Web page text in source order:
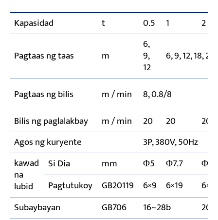
Kapasidad t 0.5 1 2
Pagtaas ng taas m
6,
9,
12
6, 9, 12, 18,
Pagtaas ng bilis m / min
8, 0.8/8
Bilis ng paglalakbay
m / min 20 20
20
Agos ng kuryente
3P, 380V, 50Hz
kawad
na
lubid
Si Dia mm Φ5 Φ7.7
Φ11
Pagtutukoy
GB20119 6×9 6×19
Subaybayan
GB706 16~28b